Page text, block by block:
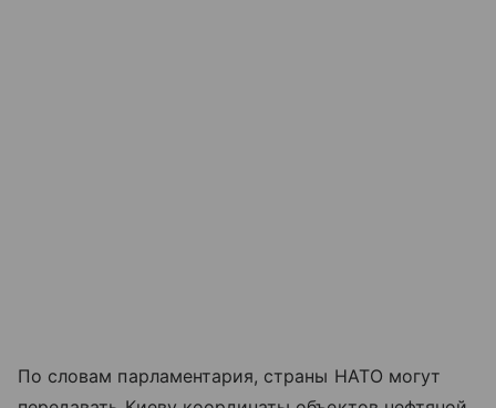
По словам парламентария, страны НАТО могут